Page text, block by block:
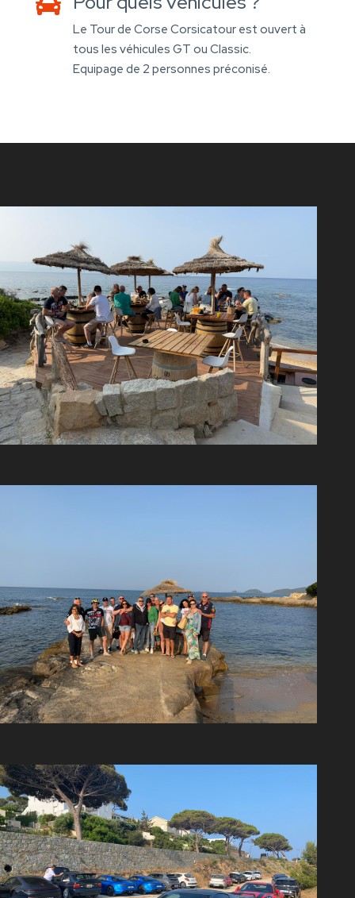

Le Tour de Corse Corsicatour est ouvert à
tous les véhicules GT ou Classic.
Equipage de 2 personnes préconisé.